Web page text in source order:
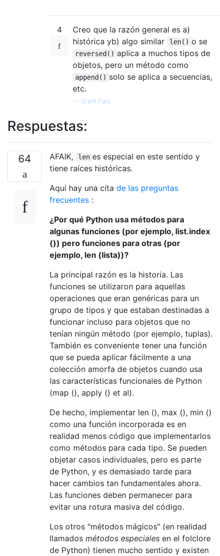
4
Creo que la razón general es a)
histórica yb) algo similar
len() o se
reversed() aplica a muchos tipos de
objetos, pero un método como
append() solo se aplica a secuencias,
etc.
— Grant Paul
Respuestas:
64 AFAIK, len es especial en este sentido y
tiene raíces históricas.
Aquí hay una cita de las preguntas
frecuentes :
¿Por qué Python usa métodos para
algunas funciones (por ejemplo, list.index
()) pero funciones para otras (por
ejemplo, len (lista))?
La principal razón es la historia. Las
funciones se utilizaron para aquellas
operaciones que eran genéricas para un
grupo de tipos y que estaban destinadas a
funcionar incluso para objetos que no
tenían ningún método (por ejemplo, tuplas).
También es conveniente tener una función
que se pueda aplicar fácilmente a una
colección amorfa de objetos cuando usa
las características funcionales de Python
(map (), apply () et al).
De hecho, implementar len (), max (), min ()
como una función incorporada es en
realidad menos código que implementarlos
como métodos para cada tipo. Se pueden
objetar casos individuales, pero es parte
de Python, y es demasiado tarde para
hacer cambios tan fundamentales ahora.
Las funciones deben permanecer para
evitar una rotura masiva del código.
Los otros "métodos mágicos" (en realidad
llamados métodos especiales en el folclore
de Python) tienen mucho sentido y existen